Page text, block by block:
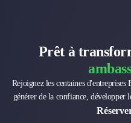
Intelligence Artificielle (IA)
Bureaux d'Entreprise
Déménagement
Prêt à
Rejoignez les centaines
générer de la confiance, développer